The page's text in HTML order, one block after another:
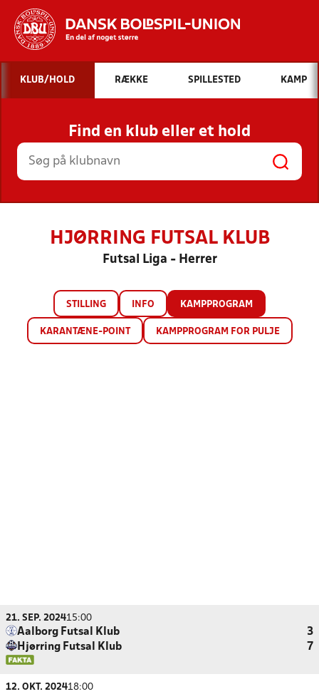
Hvad vil du søge efter?
INDHOLD OG NYHEDER
STILLINGER, RESULTATER, KLUBBER OG
HOLD
KLUB/HOLD RÆKKE SPILLESTED KAMP
Find en klub eller et hold
HJØRRING FUTSAL KLUB
Futsal Liga - Herrer
STILLING INFO KAMPPROGRAM
KARANTÆNE-POINT KAMPPROGRAM FOR PULJE
21. SEP. 202415:00
Aalborg Futsal Klub
3
Hjørring Futsal Klub
7
12. OKT. 202418:00